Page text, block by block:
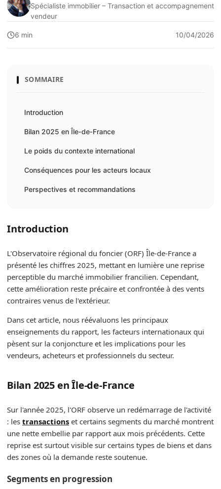
Spécialiste immobilier – Transaction et accompagnement
vendeur
6 min 10/04/2026
SOMMAIRE
Introduction
Bilan 2025 en Île‑de‑France
Le poids du contexte international
Conséquences pour les acteurs locaux
Perspectives et recommandations
Introduction
L'Observatoire régional du foncier (ORF) Île‑de‑France a
présenté les chiffres 2025, mettant en lumière une reprise
perceptible du marché immobilier francilien. Cependant,
cette amélioration reste précaire et confrontée à des vents
contraires venus de l'extérieur.
Dans cet article, nous réévaluons les principaux
enseignements du rapport, les facteurs internationaux qui
pèsent sur la conjoncture et les implications pour les
vendeurs, acheteurs et professionnels du secteur.
Bilan 2025 en Île‑de‑France
Sur l'année 2025, l'ORF observe un redémarrage de l'activité
: les transactions et certains segments du marché montrent
une nette embellie par rapport aux mois précédents. Cette
reprise est surtout visible sur certains types de biens et dans
des zones où la demande reste soutenue.
Segments en progression